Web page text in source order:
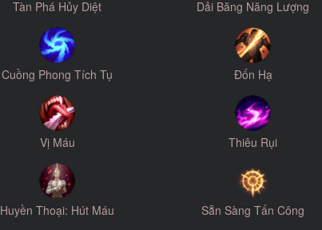
Tàn Phá Hủy Diệt Dải Băng Năng Lượng
Cuồng Phong Tích Tụ Đốn Hạ
Vị Máu Thiêu Rụi
Huyền Thoại: Hút Máu Sẵn Sàng Tấn Công